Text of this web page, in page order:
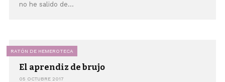
no he salido de...
RATÓN DE HEMEROTECA
El aprendiz de brujo
05 OCTUBRE 2017